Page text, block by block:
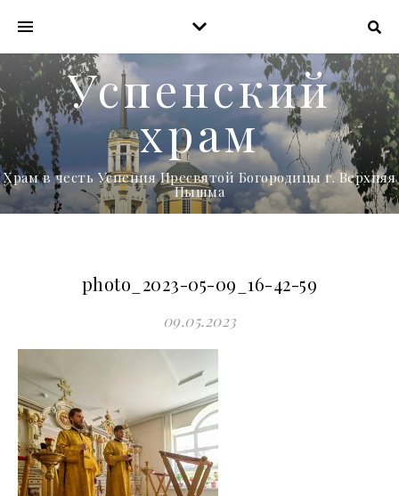
Успенский
храм
Храм в честь Успения Пресвятой Богородицы г. Верхняя
Пышма
photo_2023-05-09_16-42-59
09.05.2023